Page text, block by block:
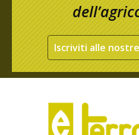
Iscriviti alle